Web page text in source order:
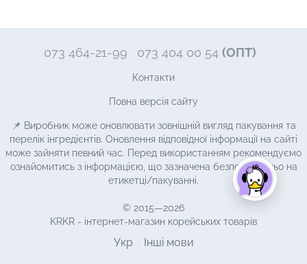
073 464-21-99 073 404 00 54 (ОПТ)
Контакти
Повна версія сайту
📌 Виробник може оновлювати зовнішній вигляд пакування та
перелік інгредієнтів. Оновлення відповідної інформації на сайті
може зайняти певний час. Перед використанням рекомендуємо
ознайомитись з інформацією, що зазначена безпосередньо на
етикетці/пакуванні.
© 2015—2026
KRKR - інтернет-магазин корейських товарів
Укр Інші мови